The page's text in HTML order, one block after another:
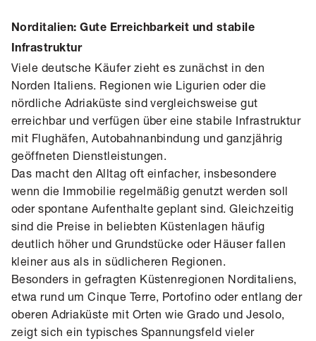
Norditalien: Gute Erreichbarkeit und stabile
Infrastruktur
Viele deutsche Käufer zieht es zunächst in den
Norden Italiens. Regionen wie Ligurien oder die
nördliche Adriaküste sind vergleichsweise gut
erreichbar und verfügen über eine stabile Infrastruktur
mit Flughäfen, Autobahnanbindung und ganzjährig
geöffneten Dienstleistungen.
Das macht den Alltag oft einfacher, insbesondere
wenn die Immobilie regelmäßig genutzt werden soll
oder spontane Aufenthalte geplant sind. Gleichzeitig
sind die Preise in beliebten Küstenlagen häufig
deutlich höher und Grundstücke oder Häuser fallen
kleiner aus als in südlicheren Regionen.
Besonders in gefragten Küstenregionen Norditaliens,
etwa rund um Cinque Terre, Portofino oder entlang der
oberen Adriaküste mit Orten wie Grado und Jesolo,
zeigt sich ein typisches Spannungsfeld vieler